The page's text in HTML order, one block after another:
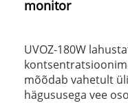
monitor
UVOZ-180W
mõõdab vahetult
hägususega vee